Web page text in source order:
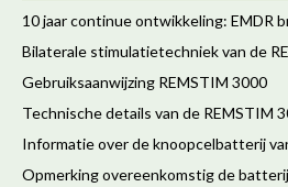
10 jaar continue ontwikkeling: EMDR
Bilaterale stimulatietechniek van de
Gebruiksaanwijzing REMSTIM 3000
Technische details van de REMSTIM
Informatie over de knoopcelbatterij
Opmerking overeenkomstig de